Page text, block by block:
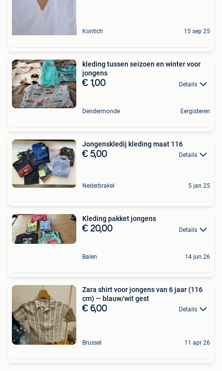
Kontich 15 sep 25
kleding tussen seizoen en winter voor
jongens
€ 1,00 Details
Dendermonde Eergisteren
Jongenskledij kleding maat 116
€ 5,00 Details
Nederbrakel 5 jan 25
Kleding pakket jongens
€ 20,00 Details
Balen 14 jun 26
Zara shirt voor jongens van 6 jaar (116
cm) — blauw/wit gest
€ 6,00 Details
Brussel 11 apr 26